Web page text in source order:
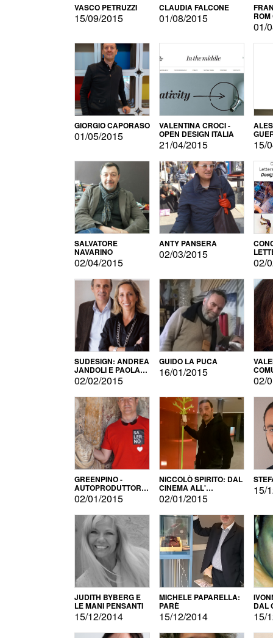
VASCO PETRUZZI
15/09/2015
CLAUDIA FALCONE
01/08/2015
01/
GIORGIO CAPORASO
01/05/2015
VALENTINA CROCI -
OPEN DESIGN ITALIA
21/04/2015 15/
SALVATORE
NAVARINO
02/04/2015
ANTY PANSERA
02/03/2015
02/
SUDESIGN: ANDREA
JANDOLI E PAOLA
PISAPIA
02/02/2015
GUIDO LA PUCA
16/01/2015
02/
GREENPINO -
AUTOPRODUTTORE
PER AMORE
02/01/2015
NICCOLÒ SPIRITO: DAL
CINEMA ALL'
AUTOPRODUZIONE
02/01/2015
15/
JUDITH BYBERG E
LE MANI PENSANTI
15/12/2014
MICHELE PAPARELLA:
PARÈ
15/12/2014
DAL
15/